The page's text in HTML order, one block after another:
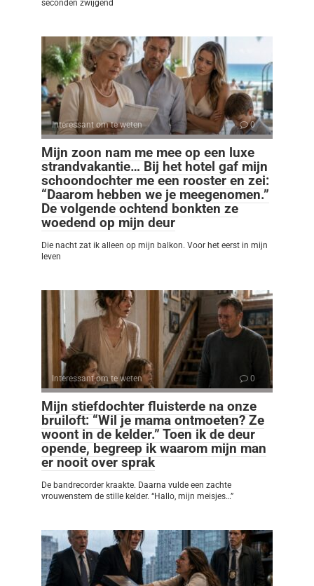
seconden zwijgend
Interessant om te weten 0
Mijn zoon nam me mee op een luxe
strandvakantie… Bij het hotel gaf mijn
schoondochter me een rooster en zei:
“Daarom hebben we je meegenomen.”
De volgende ochtend bonkten ze
woedend op mijn deur
Die nacht zat ik alleen op mijn balkon. Voor het eerst in mijn
leven
Interessant om te weten 0
Mijn stiefdochter fluisterde na onze
bruiloft: “Wil je mama ontmoeten? Ze
woont in de kelder.” Toen ik de deur
opende, begreep ik waarom mijn man
er nooit over sprak
De bandrecorder kraakte. Daarna vulde een zachte
vrouwenstem de stille kelder. “Hallo, mijn meisjes…”